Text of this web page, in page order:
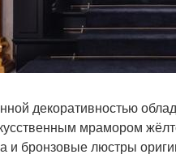
декоративностью
мрамором
и бронзовые люстры